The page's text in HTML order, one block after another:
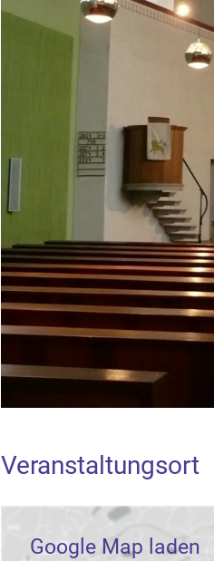
Veranstaltungsort
Google Map laden